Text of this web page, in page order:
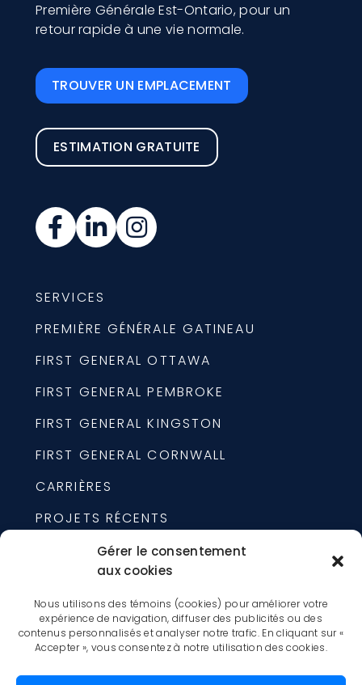
Gérer le consentement
aux cookies
Nous utilisons des témoins (cookies) pour améliorer votre
expérience de navigation, diffuser des publicités ou des
contenus personnalisés et analyser notre trafic. En cliquant sur «
Accepter », vous consentez à notre utilisation des cookies.
Première Générale Est-Ontario, pour un
retour rapide à une vie normale.
TROUVER UN EMPLACEMENT
ESTIMATION GRATUITE
SERVICES
PREMIÈRE GÉNÉRALE GATINEAU
FIRST GENERAL OTTAWA
FIRST GENERAL PEMBROKE
FIRST GENERAL KINGSTON
FIRST GENERAL CORNWALL
CARRIÈRES
PROJETS RÉCENTS
À PROPOS
URGENCE 24/7
1-877-225-6088
1520 LAGAN WAY, OTTAWA,
ONTARIO, K1B 3S9